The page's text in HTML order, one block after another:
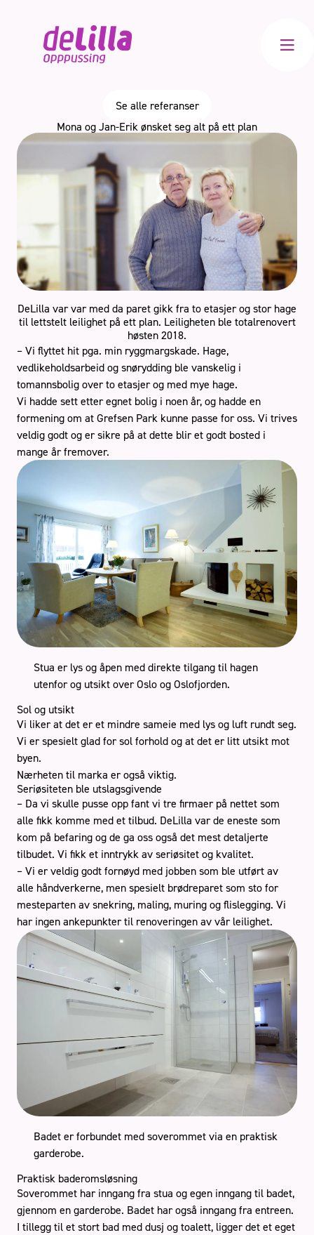
Meny
Bad Kjøkken
Innvendig Totalrenovering
Stue
Book gratis befaring
Håndverkertjenester
Referanser
Tips og råd
Om oss
Se alle referanser
Mona og Jan-Erik ønsket seg alt på ett plan
DeLilla var var med da paret gikk fra to etasjer og stor hage
til lettstelt leilighet på ett plan. Leiligheten ble totalrenovert
høsten 2018.
– Vi flyttet hit pga. min ryggmargskade. Hage,
vedlikeholdsarbeid og snørydding ble vanskelig i
tomannsbolig over to etasjer og med mye hage.
Vi hadde sett etter egnet bolig i noen år, og hadde en
formening om at Grefsen Park kunne passe for oss. Vi trives
veldig godt og er sikre på at dette blir et godt bosted i
mange år fremover.
Stua er lys og åpen med direkte tilgang til hagen
utenfor og utsikt over Oslo og Oslofjorden.
Sol og utsikt
Vi liker at det er et mindre sameie med lys og luft rundt seg.
Vi er spesielt glad for sol forhold og at det er litt utsikt mot
byen.
Nærheten til marka er også viktig.
Seriøsiteten ble utslagsgivende
– Da vi skulle pusse opp fant vi tre firmaer på nettet som
alle fikk komme med et tilbud. DeLilla var de eneste som
kom på befaring og de ga oss også det mest detaljerte
tilbudet. Vi fikk et inntrykk av seriøsitet og kvalitet.
– Vi er veldig godt fornøyd med jobben som ble utført av
alle håndverkerne, men spesielt brødreparet som sto for
mesteparten av snekring, maling, muring og flislegging. Vi
har ingen ankepunkter til renoveringen av vår leilighet.
Badet er forbundet med soverommet via en praktisk
garderobe.
Praktisk baderomsløsning
Soverommet har inngang fra stua og egen inngang til badet,
gjennom en garderobe. Badet har også inngang fra entreen.
I tillegg til et stort bad med dusj og toalett, ligger det et eget